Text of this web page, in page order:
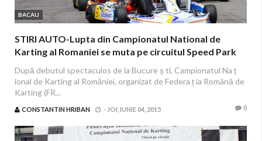
BACAU
STIRI AUTO-Lupta din Campionatul National de
Karting al Romaniei se muta pe circuitul Speed Park
După debutul spectaculos de la Bucure ș ti, Campionatul Na ț
ional de Karting al României, organizat de Federa ț ia Română de
Karting (FR...
CONSTANTIN HRIBAN - JOI, IUNIE 04, 2015 0